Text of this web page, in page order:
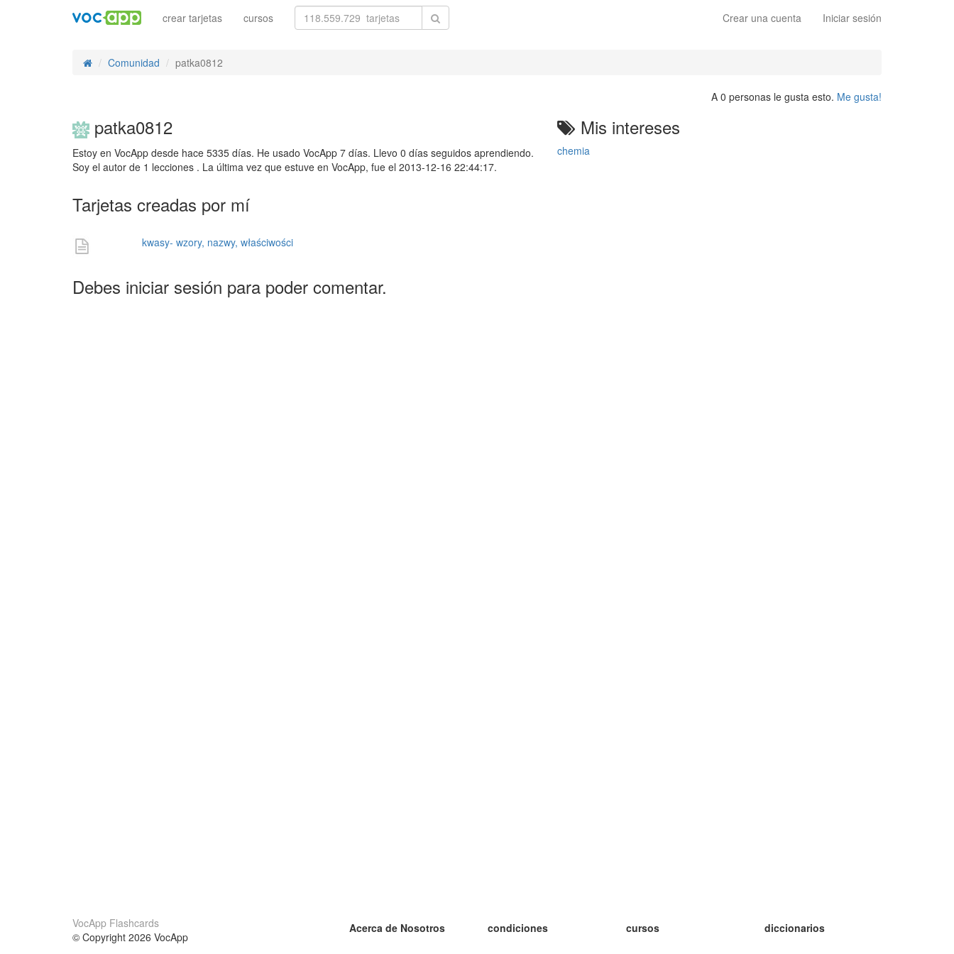
Crear una cuenta Iniciar sesión
crear tarjetas cursos
Comunidad patka0812
A 0 personas le gusta esto. Me gusta!
patka0812
Estoy en VocApp desde hace 5335 días. He usado VocApp 7 días. Llevo 0 días seguidos aprendiendo.
Soy el autor de 1 lecciones . La última vez que estuve en VocApp, fue el 2013-12-16 22:44:17.
Mis intereses
chemia
Tarjetas creadas por mí
kwasy- wzory, nazwy, właściwości
Debes iniciar sesión para poder comentar.
VocApp Flashcards
© Copyright 2026 VocApp
Acerca de Nosotros
condiciones
cursos
diccionarios